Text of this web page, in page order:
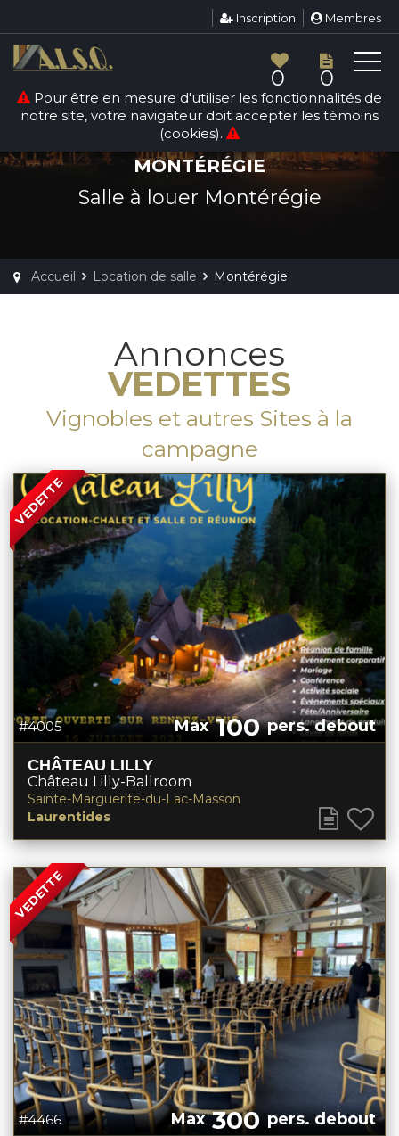
Inscription Membres
0 0
Pour être en mesure d'utiliser les fonctionnalités de
notre site, votre navigateur doit accepter les témoins
(cookies).
LOCATION DE SALLE
MONTÉRÉGIE
Salle à louer Montérégie
Accueil Location de salle Montérégie
Annonces
VEDETTES
Vignobles et autres Sites à la
campagne
VEDETTE
#4005 Max100pers. debout
CHÂTEAU LILLY
Château Lilly-Ballroom
Sainte-Marguerite-du-Lac-Masson
Laurentides
VEDETTE
#4466 Max300pers. debout